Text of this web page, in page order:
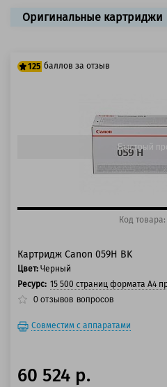
Оригинальные картриджи
125 баллов за отзыв
Быстрый
Код товара:
Картридж Canon 059H BK
Цвет: Черный
Ресурс: 15 500 страниц формата А4
0 отзывов вопросов
Совместим с аппаратами
60 524 р.